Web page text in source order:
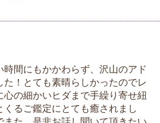
間にもかかわらず、沢山のアド
！とても素晴らしかったのでレ
心の細かいヒダまで手繰り寄せ紐
るご鑑定にとても癒されまし